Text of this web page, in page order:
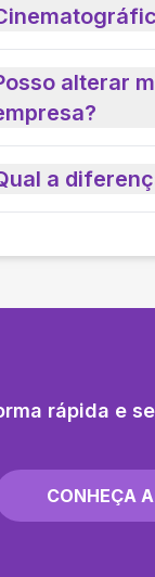
alterar
a
rápida e
CONHEÇA